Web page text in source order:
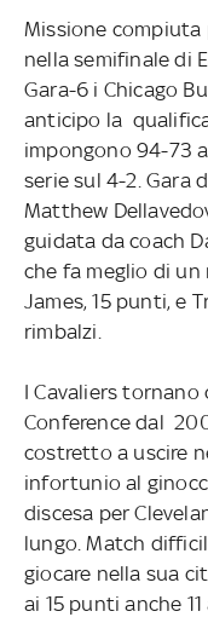
Missione compiuta
nella semifinale di
Gara-6 i Chicago
anticipo la
impongono 94-73
serie sul 4-2. Gara
Matthew
guidata da coach
che fa meglio di un
James, 15 punti, e
rimbalzi.
I Cavaliers
Conference dal
costretto a uscire
infortunio al
discesa per
lungo. Match
giocare nella sua
ai 15 punti anche